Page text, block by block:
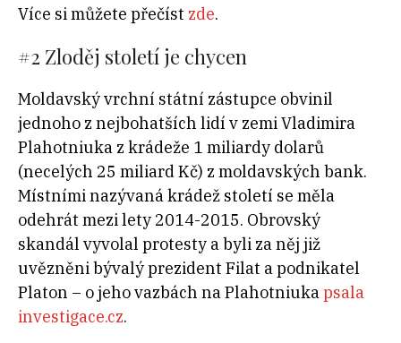
Více si můžete přečíst zde.
#2 Zloděj století je chycen
Moldavský vrchní státní zástupce obvinil
jednoho z nejbohatších lidí v zemi Vladimira
Plahotniuka z krádeže 1 miliardy dolarů
(necelých 25 miliard Kč) z moldavských bank.
Místními nazývaná krádež století se měla
odehrát mezi lety 2014-2015. Obrovský
skandál vyvolal protesty a byli za něj již
uvězněni bývalý prezident Filat a podnikatel
Platon – o jeho vazbách na Plahotniukapsala
investigace.cz.